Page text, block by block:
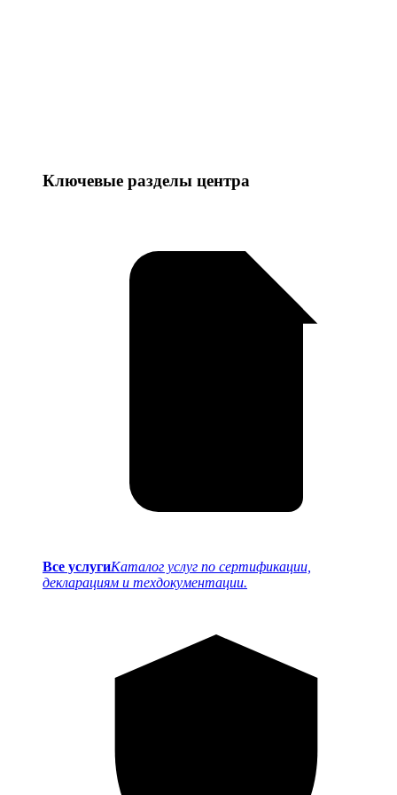
Ключевые разделы центра
Все услугиКаталог услуг по сертификации,
декларациям и техдокументации.